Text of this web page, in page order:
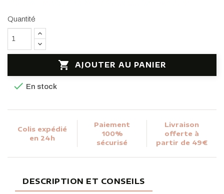
Quantité
 AJOUTER AU PANIER
 En stock
Colis expédié
en 24h
Paiement
100%
sécurisé
Livraison
offerte à
partir de 49€
DESCRIPTION ET CONSEILS